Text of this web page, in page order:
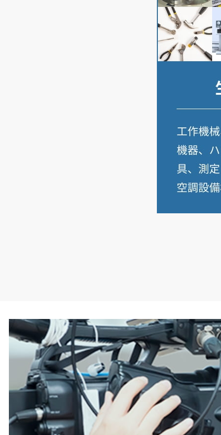
10%の関税を課すケースを想定すると、「米国、
中国が大きく負の影響を被るのに対し、東南アジ
ア諸国連合（ASEAN）やインドは米中対立の
『漁夫の利』が自国への10%の関税の負の影響
を上回るためプラスの影響となり、日本は『漁夫
米国経済への負の影響は、関税20%のケースの
方が大きくなる。日本の実質GDPへの影響は
10%の関税時には0.02%だったが、マイナス
スとなり、自動車もベースライン比でプラスの経